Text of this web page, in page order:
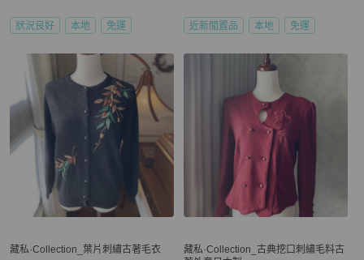
狀況良好 本地 免運 近新閒置品 本地 免運
藏私·Collection_葉片刺繡古著毛衣
藏私·Collection_古典挖口刺繡毛料古